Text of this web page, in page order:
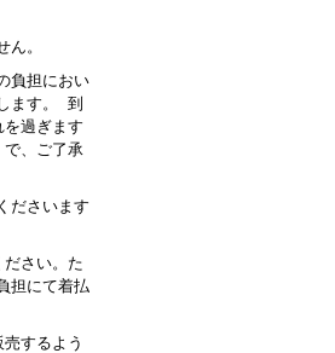
。
負担におい
ます。 到
過ぎます
、ご了承
ださいます
さい。た
担にて着払
するよう